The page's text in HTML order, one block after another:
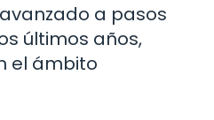
a pasos
últimos años,
el ámbito